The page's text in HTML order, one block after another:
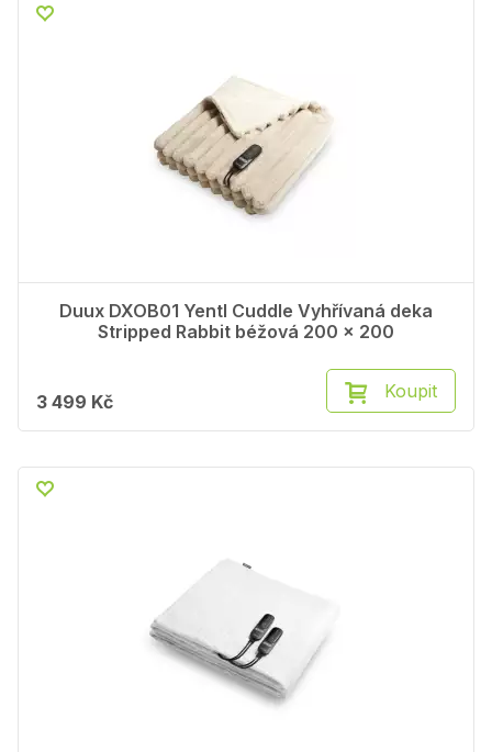
Duux DXOB01 Yentl Cuddle Vyhřívaná deka
Stripped Rabbit béžová 200 x 200
3 499 Kč Koupit